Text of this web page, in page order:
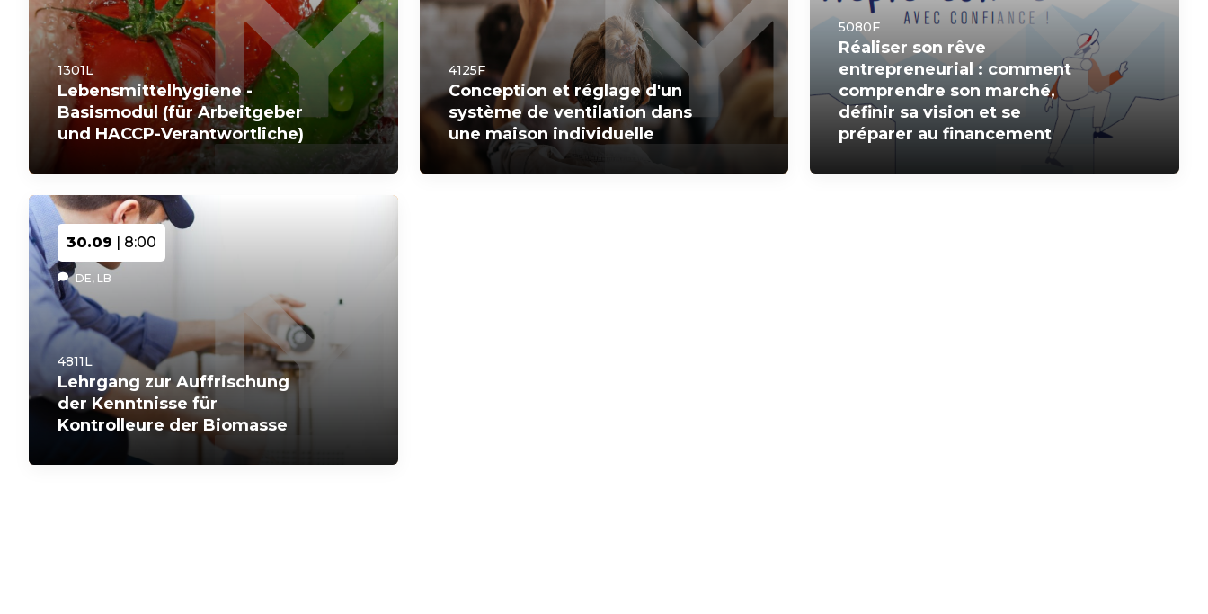
1301L
Lebensmittelhygiene -
Basismodul (für Arbeitgeber
und HACCP-Verantwortliche)
4125F
Conception et réglage d'un
système de ventilation dans
une maison individuelle
5080F
Réaliser son rêve
entrepreneurial : comment
comprendre son marché,
définir sa vision et se
préparer au financement
30.09 | 8:00
DE, LB
4811L
Lehrgang zur Auffrischung
der Kenntnisse für
Kontrolleure der Biomasse